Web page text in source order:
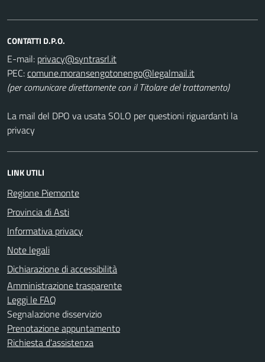
CONTATTI D.P.O.
E-mail:
PEC:
(per comunicare direttamente con il Titolare del trattamento)
La mail del DPO va usata SOLO per questioni riguardanti la
privacy
LINK UTILI
Regione Piemonte
Provincia di Asti
Informativa privacy
Note legali
Dichiarazione di accessibilità
Amministrazione trasparente
Leggi le FAQ
Segnalazione disservizio
Prenotazione appuntamento
Richiesta d'assistenza